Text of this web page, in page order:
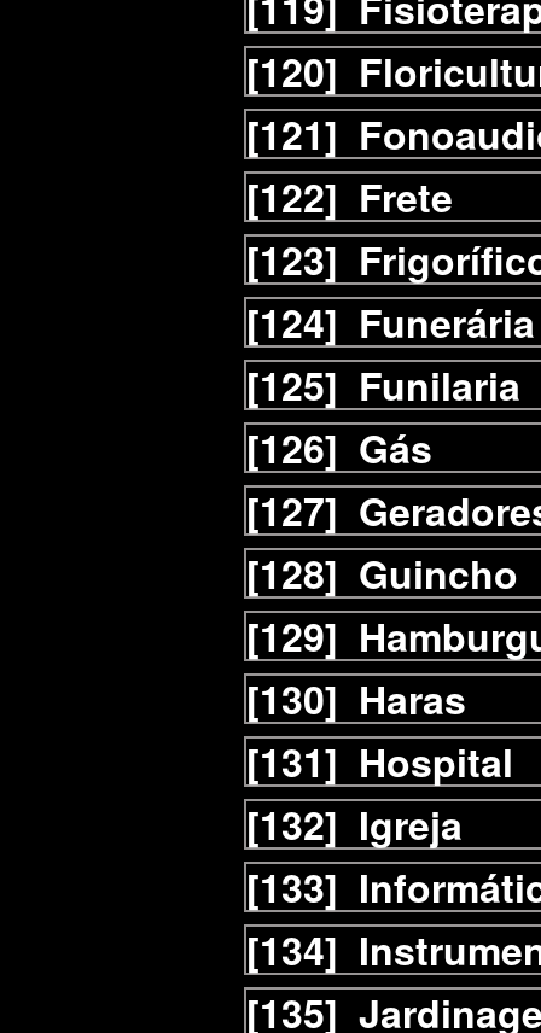
[120]
[121]
[122] Frete
[123]
[124] Funerária
[125] Funilaria
[126] Gás
[127]
[128] Guincho
[129]
[130] Haras
[131] Hospital
[132] Igreja
[133]
[134]
[135]